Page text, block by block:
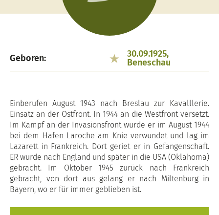
Geboren:
30.09.1925,
Beneschau
Einberufen August 1943 nach Breslau zur Kavalllerie.
Einsatz an der Ostfront. In 1944 an die Westfront versetzt.
Im Kampf an der Invasionsfront wurde er im August 1944
bei dem Hafen Laroche am Knie verwundet und lag im
Lazarett in Frankreich. Dort geriet er in Gefangenschaft.
ER wurde nach England und später in die USA (Oklahoma)
gebracht. Im Oktober 1945 zurück nach Frankreich
gebracht, von dort aus gelang er nach Miltenburg in
Bayern, wo er für immer geblieben ist.